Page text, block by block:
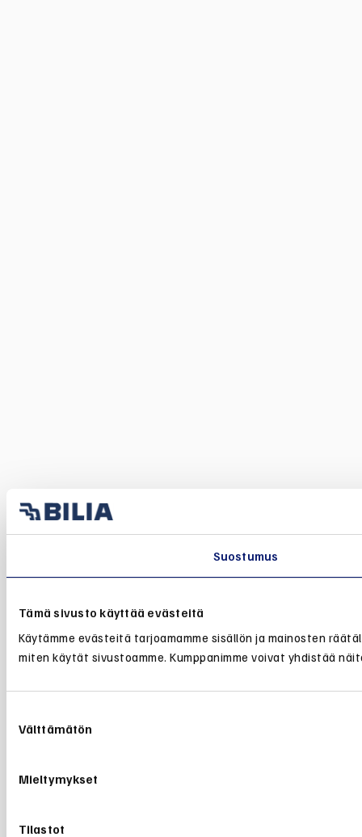
Suostumus
Tämä sivusto käyttää evästeitä
Käytämme evästeitä tarjoamamme sisällön ja mainosten
miten käytät sivustoamme. Kumppanimme voivat yhdistää
valinta
Välttämätön
Mieltymykset
Tilastot